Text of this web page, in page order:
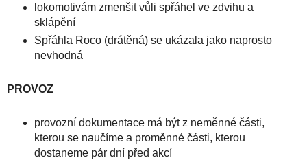
lokomotivám zmenšit vůli spřáhel ve zdvihu a
sklápění
Spřáhla Roco (drátěná) se ukázala jako naprosto
nevhodná
PROVOZ
provozní dokumentace má být z neměnné části,
kterou se naučíme a proměnné části, kterou
dostaneme pár dní před akcí